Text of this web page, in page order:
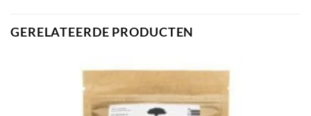
GERELATEERDE PRODUCTEN